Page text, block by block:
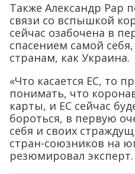
Также Александр Рар
связи со вспышкой
сейчас озабочена в
спасением самой
странам, как Украина.
«Что касается ЕС, то
понимать, что
карты, и ЕС сейчас
бороться, в первую
себя и своих
стран-союзников на
резюмировал эксперт.